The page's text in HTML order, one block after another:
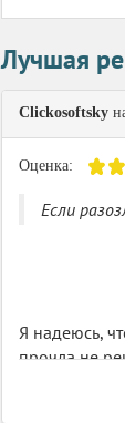
Лучшая
Clickosoftsky
Оценка:
Если
Я надеюсь,
прочла не